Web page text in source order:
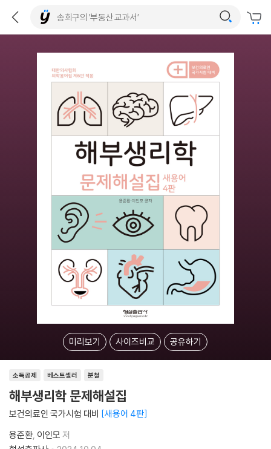
미리보기 사이즈비교 공유하기
소득공제 베스트셀러 분철
해부생리학 문제해설집
보건의료인 국가시험 대비 새용어 4판
용준환 이인모 저